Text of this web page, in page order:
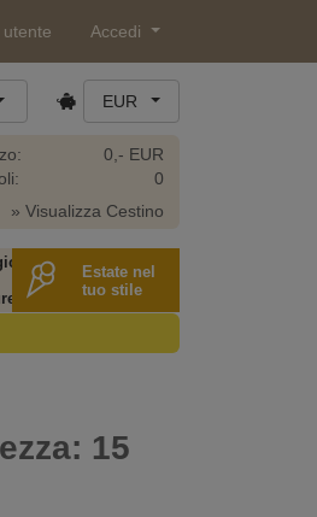
Accedi
EUR
0,- EUR
0
» Visualizza Cestino
Estate nel
tuo stile
15